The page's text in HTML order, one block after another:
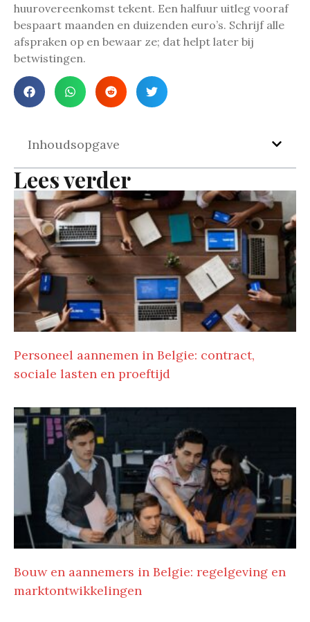
huurovereenkomst tekent. Een halfuur uitleg vooraf
bespaart maanden en duizenden euro’s. Schrijf alle
afspraken op en bewaar ze; dat helpt later bij
betwistingen.
Inhoudsopgave
Lees verder
Personeel aannemen in Belgie: contract,
sociale lasten en proeftijd
Bouw en aannemers in Belgie: regelgeving en
marktontwikkelingen